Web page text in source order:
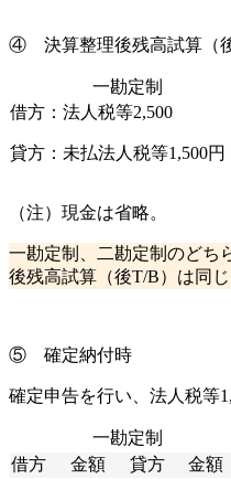
④ 決算整理後残高試算（後
一勘定制
借方：法人税等2,500
貸方：未払法人税等1,500円
（注）現金は省略。
一勘定制、二勘定制のどち
後残高試算（後T/B）は同じ
⑤ 確定納付時
確定申告を行い、法人税等
一勘定制
借方
金額 貸方
金額